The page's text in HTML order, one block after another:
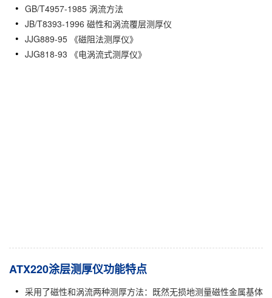
GB/T4957-1985 涡流方法
JB/T8393-1996 磁性和涡流覆层测厚仪
JJG889-95 《磁阻法测厚仪》
JJG818-93 《电涡流式测厚仪》
ATX220涂层测厚仪功能特点
采用了磁性和涡流两种测厚方法：既然无损地测量磁性金属基体